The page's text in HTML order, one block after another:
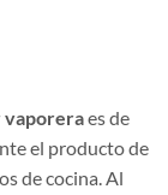
vaporeraes de
el producto de
de cocina. Al